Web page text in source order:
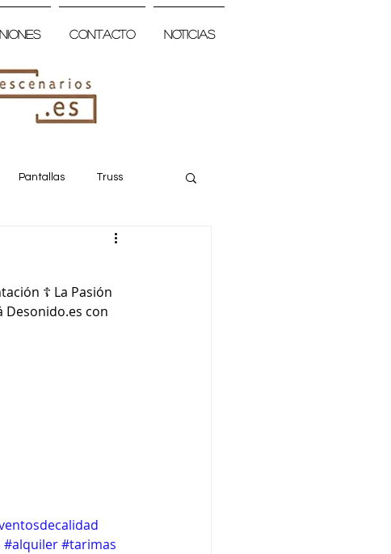
Contacto Noticias
Pantallas Truss
☦️ La Pasión
Desonido.es con
#alquiler#tarimas